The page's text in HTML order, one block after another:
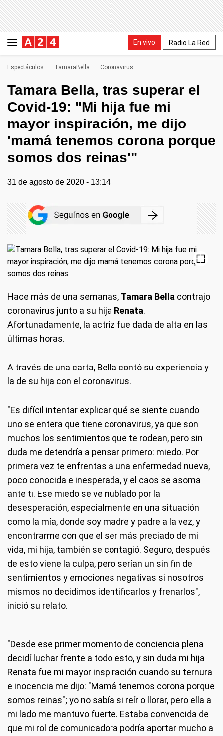
En vivo Radio La Red
Espectáculos TamaraBella Coronavirus
Tamara Bella, tras superar el
Covid-19: "Mi hija fue mi
mayor inspiración, me dijo
'mamá tenemos corona porque
somos dos reinas'"
31 de agosto de 2020 - 13:14
Hace más de una semanas, Tamara Bella contrajo
coronavirus junto a su hija Renata.
Afortunadamente, la actriz fue dada de alta en las
últimas horas.
A través de una carta, Bella contó su experiencia y
la de su hija con el coronavirus.
"Es difícil intentar explicar qué se siente cuando
uno se entera que tiene coronavirus, ya que son
muchos los sentimientos que te rodean, pero sin
duda me detendría a pensar primero: miedo. Por
primera vez te enfrentas a una enfermedad nueva,
poco conocida e inesperada, y el caos se asoma
ante ti. Ese miedo se ve nublado por la
desesperación, especialmente en una situación
como la mía, donde soy madre y padre a la vez, y
encontrarme con que el ser más preciado de mi
vida, mi hija, también se contagió. Seguro, después
de esto viene la culpa, pero serían un sin fin de
sentimientos y emociones negativas si nosotros
mismos no decidimos identificarlos y frenarlos",
inició su relato.
"Desde ese primer momento de conciencia plena
decidí luchar frente a todo esto, y sin duda mi hija
Renata fue mi mayor inspiración cuando su ternura
e inocencia me dijo: "Mamá tenemos corona porque
somos reinas"; yo no sabía si reír o llorar, pero ella a
mi lado me mantuvo fuerte. Estaba convencida de
que mi rol de comunicadora podría aportar mucho a